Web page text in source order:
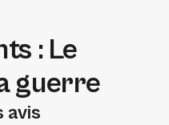
: Le
guerre
avis